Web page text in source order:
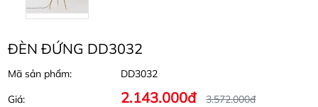
ĐÈN ĐỨNG DD3032
Mã sản phẩm:
DD3032
Giá:
2.143.000đ
3.572.000đ